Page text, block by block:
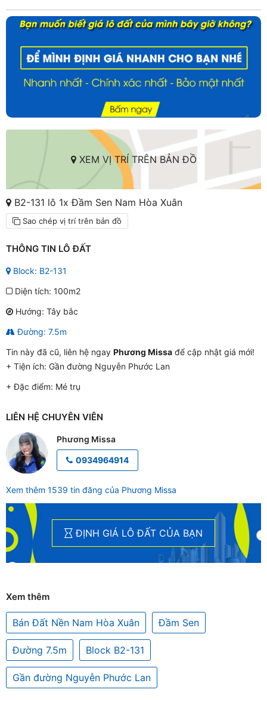
XEM VỊ TRÍ TRÊN BẢN ĐỒ
B2-131 lô 1x Đầm Sen Nam Hòa Xuân
Sao chép vị trí trên bản đồ
THÔNG TIN LÔ ĐẤT
Block: B2-131
Diện tích: 100m2
Hướng: Tây bắc
Đường: 7.5m
Tin này đã cũ, liên hệ ngay Phương Missa để cập nhật giá mới!
+ Tiện ích: Gần đường Nguyễn Phước Lan
+ Đặc điểm: Mé trụ
LIÊN HỆ CHUYÊN VIÊN
Phương Missa
0934964914
Xem thêm 1539 tin đăng của Phương Missa
ĐỊNH GIÁ LÔ ĐẤT CỦA BẠN
Xem thêm
Bán Đất Nền Nam Hòa Xuân Đầm Sen
Đường 7.5m Block B2-131
Gần đường Nguyễn Phước Lan